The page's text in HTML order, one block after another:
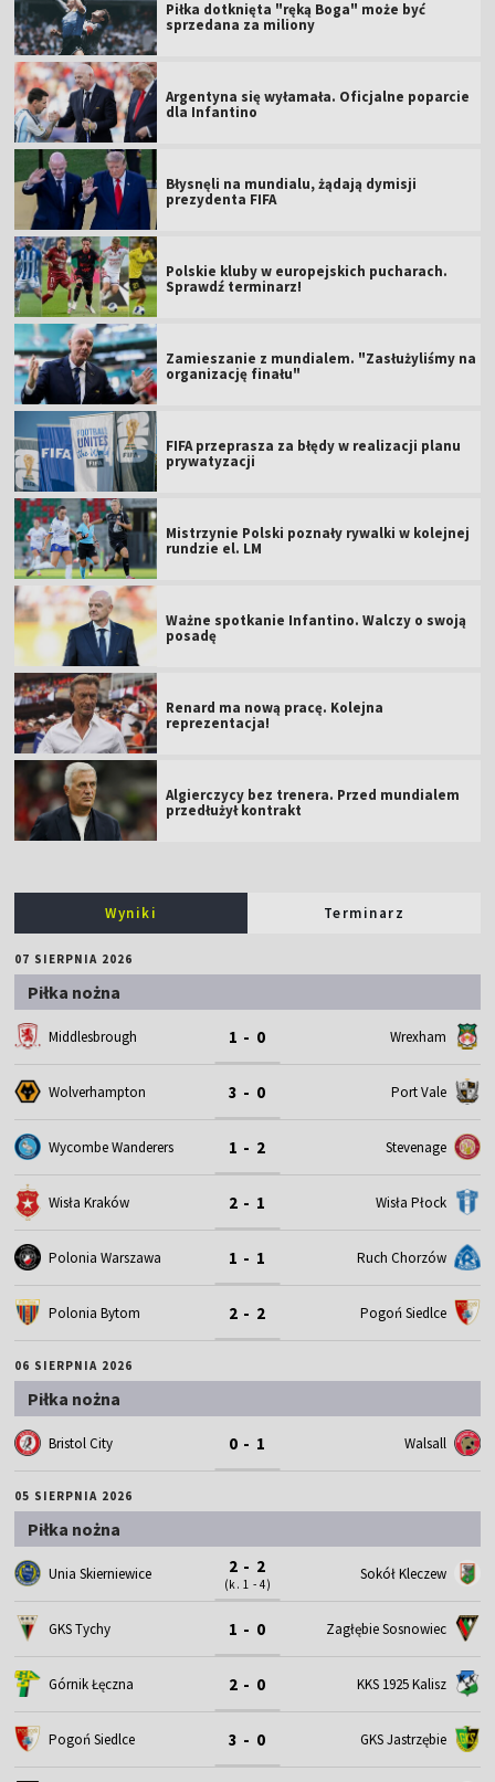
Piłka dotknięta "ręką Boga" może być
sprzedana za miliony
Argentyna się wyłamała. Oficjalne poparcie
dla Infantino
Błysnęli na mundialu, żądają dymisji
prezydenta FIFA
Polskie kluby w europejskich pucharach.
Sprawdź terminarz!
Zamieszanie z mundialem. "Zasłużyliśmy na
organizację finału"
FIFA przeprasza za błędy w realizacji planu
prywatyzacji
Mistrzynie Polski poznały rywalki w kolejnej
rundzie el. LM
Ważne spotkanie Infantino. Walczy o swoją
posadę
Renard ma nową pracę. Kolejna
reprezentacja!
Algierczycy bez trenera. Przed mundialem
przedłużył kontrakt
Wyniki Terminarz
07 SIERPNIA 2026
Piłka nożna
Middlesbrough 1 - 0 Wrexham
Wolverhampton 3 - 0 Port Vale
Wycombe Wanderers 1 - 2 Stevenage
Wisła Kraków 2 - 1 Wisła Płock
Polonia Warszawa 1 - 1 Ruch Chorzów
Polonia Bytom 2 - 2 Pogoń Siedlce
06 SIERPNIA 2026
Piłka nożna
Bristol City 0 - 1 Walsall
05 SIERPNIA 2026
Piłka nożna
Unia Skierniewice 2 - 2
(k. 1 - 4)
Sokół Kleczew
GKS Tychy 1 - 0 Zagłębie Sosnowiec
Górnik Łęczna 2 - 0 KKS 1925 Kalisz
Pogoń Siedlce 3 - 0 GKS Jastrzębie